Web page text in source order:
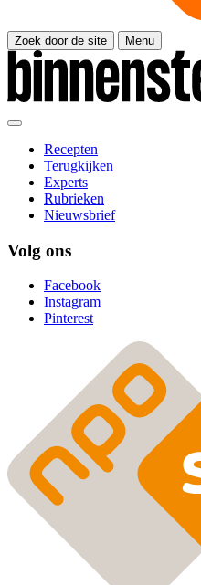
Zoek door de site Menu
Recepten
Terugkijken
Experts
Rubrieken
Nieuwsbrief
Volg ons
Facebook
Instagram
Pinterest